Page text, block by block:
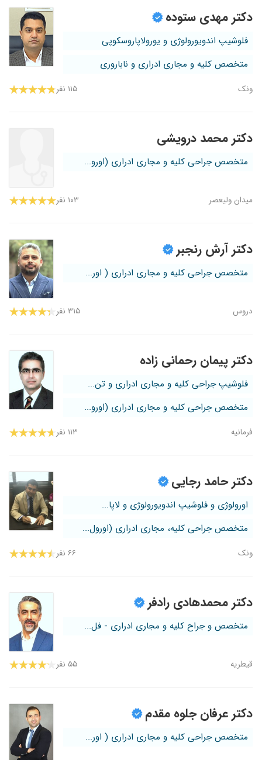
دکتر مهدی ستوده
فلوشیپ اندویورولوژی و یورولاپاروسکوپی
متخصص کلیه و مجاری ادراری و ناباروری
ونک ۱۱۵ نفر
دکتر محمد درویشی
متخصص جراحی کلیه و مجاری ادراری (اورو...
میدان ولیعصر ۱۰۳ نفر
دکتر آرش رنجبر
متخصص جراحی کلیه و مجاری ادراری ( اور...
دروس ۳۱۵ نفر
دکتر پیمان رحمانی زاده
فلوشیپ جراحی کلیه و مجاری ادراری و تن...
متخصص جراحی کلیه و مجاری ادراری (اورو...
فرمانیه ۱۱۳ نفر
دکتر حامد رجایی
اورولوژی و فلوشیپ اندویورولوژی و لاپا...
متخصص جراحی کلیه، مجاری ادراری (اورول...
ونک ۶۶ نفر
دکتر محمدهادی رادفر
متخصص و جراح کلیه و مجاری ادراری - فل...
قیطریه ۵۵ نفر
دکتر عرفان جلوه مقدم
متخصص جراحی کلیه و مجاری ادراری ( اور...